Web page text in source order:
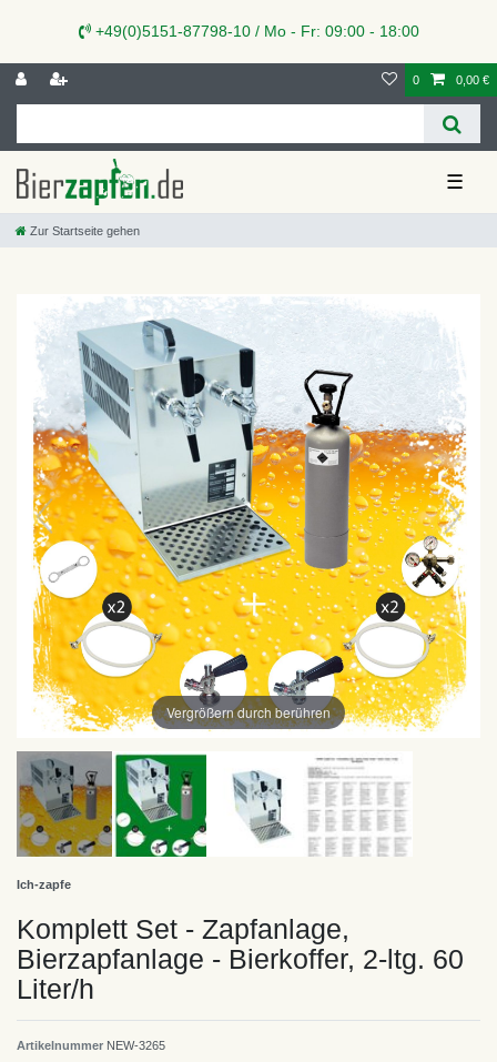
+49(0)5151-87798-10 / Mo - Fr: 09:00 - 18:00
0 0,00 €
☰
Zur Startseite gehen
Vergrößern durch berühren
Ich-zapfe
Komplett Set - Zapfanlage,
Bierzapfanlage - Bierkoffer, 2-ltg. 60
Liter/h
Artikelnummer NEW-3265